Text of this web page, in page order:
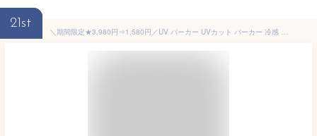
21st
＼期間限定★3,980円⇒1,580円／UV パーカー UVカット パーカー 冷感 接触冷感 涼しい 日焼け防止 紫外線対策 暑さ対策 服 トップス 薄手 吸湿 速乾 ストレッチ レディース 長袖 春夏服装